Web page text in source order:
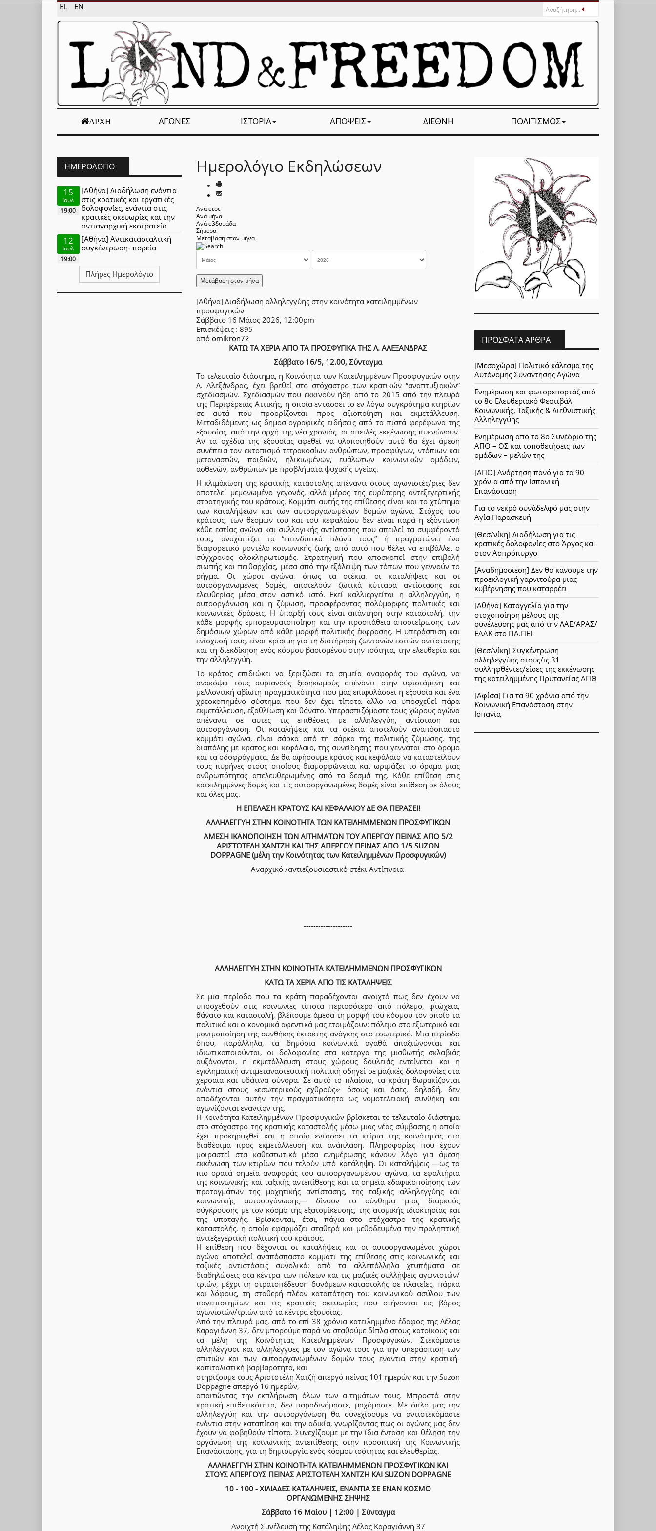
EL EN
ΑΡΧΉ ΑΓΏΝΕΣ ΙΣΤΟΡΊΑ ΑΠΌΨΕΙΣ ΔΙΕΘΝΉ ΠΟΛΙΤΙΣΜΌΣ
Ημερολόγιο Εκδηλώσεων
Ανά έτος
Ανά μήνα
Ανά εβδομάδα
Σήμερα
Μετάβαση στον μήνα
Μετάβαση στον μήνα
[Αθήνα] Διαδήλωση αλληλεγγύης στην κοινότητα κατειλημμένων
προσφυγικών
Σάββατο 16 Μάιος 2026, 12:00pm
Επισκέψεις : 895
από omikron72
ΚΑΤΩ ΤΑ ΧΕΡΙΑ ΑΠΟ ΤΑ ΠΡΟΣΦΥΓΙΚΑ ΤΗΣ Λ. ΑΛΕΞΑΝΔΡΑΣ
Σάββατο 16/5, 12.00, Σύνταγμα
Το τελευταίο διάστημα, η Κοινότητα των Κατειλημμένων Προσφυγικών στην
Λ. Αλεξάνδρας, έχει βρεθεί στο στόχαστρο των κρατικών “αναπτυξιακών”
σχεδιασμών. Σχεδιασμών που εκκινούν ήδη από το 2015 από την πλευρά
της Περιφέρειας Αττικής, η οποία εντάσσει το εν λόγω συγκρότημα κτηρίων
σε αυτά που προορίζονται προς αξιοποίηση και εκμετάλλευση.
Μεταδιδόμενες ως δημοσιογραφικές ειδήσεις από τα πιστά φερέφωνα της
εξουσίας, από την αρχή της νέα χρονιάς, οι απειλές εκκένωσης πυκνώνουν.
Αν τα σχέδια της εξουσίας αφεθεί να υλοποιηθούν αυτό θα έχει άμεση
συνέπεια τον εκτοπισμό τετρακοσίων ανθρώπων, προσφύγων, ντόπιων και
μεταναστών, παιδιών, ηλικιωμένων, ευάλωτων κοινωνικών ομάδων,
ασθενών, ανθρώπων με προβλήματα ψυχικής υγείας.
Η κλιμάκωση της κρατικής καταστολής απέναντι στους αγωνιστές/ριες δεν
αποτελεί μεμονωμένο γεγονός, αλλά μέρος της ευρύτερης αντεξεγερτικής
στρατηγικής του κράτους. Κομμάτι αυτής της επίθεσης είναι και το χτύπημα
των καταλήψεων και των αυτοοργανωμένων δομών αγώνα. Στόχος του
κράτους, των θεσμών του και του κεφαλαίου δεν είναι παρά η εξόντωση
κάθε εστίας αγώνα και συλλογικής αντίστασης που απειλεί τα συμφέροντά
τους, αναχαιτίζει τα “επενδυτικά πλάνα τους” ή πραγματώνει ένα
διαφορετικό μοντέλο κοινωνικής ζωής από αυτό που θέλει να επιβάλλει ο
σύγχρονος ολοκληρωτισμός. Στρατηγική που αποσκοπεί στην επιβολή
σιωπής και πειθαρχίας, μέσα από την εξάλειψη των τόπων που γεννούν το
ρήγμα. Οι χώροι αγώνα, όπως τα στέκια, οι καταλήψεις και οι
αυτοοργανωμένες δομές, αποτελούν ζωτικά κύτταρα αντίστασης και
ελευθερίας μέσα στον αστικό ιστό. Εκεί καλλιεργείται η αλληλεγγύη, η
αυτοοργάνωση και η ζύμωση, προσφέροντας πολύμορφες πολιτικές και
κοινωνικές δράσεις. Η ύπαρξή τους είναι απάντηση στην καταστολή, την
κάθε μορφής εμπορευματοποίηση και την προσπάθεια αποστείρωσης των
δημόσιων χώρων από κάθε μορφή πολιτικής έκφρασης. Η υπεράσπιση και
ενίσχυσή τους, είναι κρίσιμη για τη διατήρηση ζωντανών εστιών αντίστασης
και τη διεκδίκηση ενός κόσμου βασισμένου στην ισότητα, την ελευθερία και
την αλληλεγγύη.
Το κράτος επιδιώκει να ξεριζώσει τα σημεία αναφοράς του αγώνα, να
ανακόψει τους αυριανούς ξεσηκωμούς απέναντι στην υφιστάμενη και
μελλοντική αβίωτη πραγματικότητα που μας επιφυλάσσει η εξουσία και ένα
χρεοκοπημένο σύστημα που δεν έχει τίποτα άλλο να υποσχεθεί πάρα
εκμετάλλευση, εξαθλίωση και θάνατο. Υπερασπιζόμαστε τους χώρους αγώνα
απέναντι σε αυτές τις επιθέσεις με αλληλεγγύη, αντίσταση και
αυτοοργάνωση. Οι καταλήψεις και τα στέκια αποτελούν αναπόσπαστο
κομμάτι αγώνα, είναι σάρκα από τη σάρκα της πολιτικής ζύμωσης, της
διαπάλης με κράτος και κεφάλαιο, της συνείδησης που γεννάται στο δρόμο
και τα οδοφράγματα. Δε θα αφήσουμε κράτος και κεφάλαιο να καταστείλουν
τους πυρήνες στους οποίους διαμορφώνεται και ωριμάζει το όραμα μιας
ανθρωπότητας απελευθερωμένης από τα δεσμά της. Κάθε επίθεση στις
κατειλημμένες δομές και τις αυτοοργανωμένες δομές είναι επίθεση σε όλους
και όλες μας.
Η ΕΠΕΛΑΣΗ ΚΡΑΤΟΥΣ ΚΑΙ ΚΕΦΑΛΑΙΟΥ ΔΕ ΘΑ ΠΕΡΑΣΕΙ!
ΑΛΛΗΛΕΓΓΥΗ ΣΤΗΝ ΚΟΙΝΟΤΗΤΑ ΤΩΝ ΚΑΤΕΙΛΗΜΜΕΝΩΝ ΠΡΟΣΦΥΓΙΚΩΝ
ΑΜΕΣΗ ΙΚΑΝΟΠΟΙΗΣΗ ΤΩΝ ΑΙΤΗΜΑΤΩΝ ΤΟΥ ΑΠΕΡΓΟΥ ΠΕΙΝΑΣ ΑΠΟ 5/2
ΑΡΙΣΤΟΤΕΛΗ ΧΑΝΤΖΗ ΚΑΙ ΤΗΣ ΑΠΕΡΓΟΥ ΠΕΙΝΑΣ ΑΠΟ 1/5 SUZON
DOPPAGNE (μέλη την Κοινότητας των Κατειλημμένων Προσφυγικών)
Αναρχικό /αντιεξουσιαστικό στέκι Αντίπνοια
--------------------
ΑΛΛΗΛΕΓΓΥΗ ΣΤΗΝ ΚΟΙΝΟΤΗΤΑ ΚΑΤΕΙΛΗΜΜΕΝΩΝ ΠΡΟΣΦΥΓΙΚΩΝ
ΚΑΤΩ ΤΑ ΧΕΡΙΑ ΑΠΟ ΤΙΣ ΚΑΤΑΛΗΨΕΙΣ
Σε μια περίοδο που τα κράτη παραδέχονται ανοιχτά πως δεν έχουν να
υποσχεθούν στις κοινωνίες τίποτα περισσότερο από πόλεμο, φτώχεια,
θάνατο και καταστολή, βλέπουμε άμεσα τη μορφή του κόσμου τον οποίο τα
πολιτικά και οικονομικά αφεντικά μας ετοιμάζουν: πόλεμο στο εξωτερικό και
μονιμοποίηση της συνθήκης έκτακτης ανάγκης στο εσωτερικό. Μια περίοδο
όπου, παράλληλα, τα δημόσια κοινωνικά αγαθά απαξιώνονται και
ιδιωτικοποιούνται, οι δολοφονίες στα κάτεργα της μισθωτής σκλαβιάς
αυξάνονται, η εκμετάλλευση στους χώρους δουλειάς εντείνεται και η
εγκληματική αντιμεταναστευτική πολιτική οδηγεί σε μαζικές δολοφονίες στα
χερσαία και υδάτινα σύνορα. Σε αυτό το πλαίσιο, τα κράτη θωρακίζονται
ενάντια στους «εσωτερικούς εχθρούς»· όσους και όσες, δηλαδή, δεν
αποδέχονται αυτήν την πραγματικότητα ως νομοτελειακή συνθήκη και
αγωνίζονται εναντίον της.
Η Κοινότητα Κατειλημμένων Προσφυγικών βρίσκεται το τελευταίο διάστημα
στο στόχαστρο της κρατικής καταστολής μέσω μιας νέας σύμβασης η οποία
έχει προκηρυχθεί και η οποία εντάσσει τα κτίρια της κοινότητας στα
διαθέσιμα προς εκμετάλλευση και ανάπλαση. Πληροφορίες που έχουν
μοιραστεί στα καθεστωτικά μέσα ενημέρωσης κάνουν λόγο για άμεση
εκκένωση των κτιρίων που τελούν υπό κατάληψη. Οι καταλήψεις —ως τα
πιο ορατά σημεία αναφοράς του αυτοοργανωμένου αγώνα, τα εφαλτήρια
της κοινωνικής και ταξικής αντεπίθεσης και τα σημεία εδαφικοποίησης των
προταγμάτων της μαχητικής αντίστασης, της ταξικής αλληλεγγύης και
κοινωνικής αυτοοργάνωσης— δίνουν το σύνθημα μιας διαρκούς
σύγκρουσης με τον κόσμο της εξατομίκευσης, της ατομικής ιδιοκτησίας και
της υποταγής. Βρίσκονται, έτσι, πάγια στο στόχαστρο της κρατικής
καταστολής, η οποία εφαρμόζει σταθερά και μεθοδευμένα την προληπτική
αντιεξεγερτική πολιτική του κράτους.
Η επίθεση που δέχονται οι καταλήψεις και οι αυτοοργανωμένοι χώροι
αγώνα αποτελεί αναπόσπαστο κομμάτι της επίθεσης στις κοινωνικές και
ταξικές αντιστάσεις συνολικά: από τα αλλεπάλληλα χτυπήματα σε
διαδηλώσεις στα κέντρα των πόλεων και τις μαζικές συλλήψεις αγωνιστών/
τριών, μέχρι τη στρατοπέδευση δυνάμεων καταστολής σε πλατείες, πάρκα
και λόφους, τη σταθερή πλέον καταπάτηση του κοινωνικού ασύλου των
πανεπιστημίων και τις κρατικές σκευωρίες που στήνονται εις βάρος
αγωνιστών/τριών από τα κέντρα εξουσίας.
Από την πλευρά μας, από το επί 38 χρόνια κατειλημμένο έδαφος της Λέλας
Καραγιάννη 37, δεν μπορούμε παρά να σταθούμε δίπλα στους κατοίκους και
τα μέλη της Κοινότητας Κατειλημμένων Προσφυγικών. Στεκόμαστε
αλληλέγγυοι και αλληλέγγυες με τον αγώνα τους για την υπεράσπιση των
σπιτιών και των αυτοοργανωμένων δομών τους ενάντια στην κρατική-
καπιταλιστική βαρβαρότητα, και
στηρίζουμε τους Αριστοτέλη Χατζή απεργό πείνας 101 ημερών και την Suzon
Doppagne απεργό 16 ημερών,
απαιτώντας την εκπλήρωση όλων των αιτημάτων τους. Μπροστά στην
κρατική επιθετικότητα, δεν παραδινόμαστε, μαχόμαστε. Με όπλο μας την
αλληλεγγύη και την αυτοοργάνωση θα συνεχίσουμε να αντιστεκόμαστε
ενάντια στην καταπίεση και την αδικία, γνωρίζοντας πως οι αγώνες μας δεν
έχουν να φοβηθούν τίποτα. Συνεχίζουμε με την ίδια ένταση και θέληση την
οργάνωση της κοινωνικής αντεπίθεσης στην προοπτική της Κοινωνικής
Επανάστασης, για τη δημιουργία ενός κόσμου ισότητας και ελευθερίας.
ΑΛΛΗΛΕΓΓΥΗ ΣΤΗΝ ΚΟΙΝΟΤΗΤΑ ΚΑΤΕΙΛΗΜΜΕΝΩΝ ΠΡΟΣΦΥΓΙΚΩΝ ΚΑΙ
ΣΤΟΥΣ ΑΠΕΡΓΟΥΣ ΠΕΙΝΑΣ ΑΡΙΣΤΟΤΕΛΗ ΧΑΝΤΖΗ ΚΑΙ SUZON DOPPAGNE
10 - 100 - ΧΙΛΙΑΔΕΣ ΚΑΤΑΛΗΨΕΙΣ, ΕΝΑΝΤΙΑ ΣΕ ΕΝΑΝ ΚΟΣΜΟ
ΟΡΓΑΝΩΜΕΝΗΣ ΣΗΨΗΣ
Σάββατο 16 Μαΐου | 12:00 | Σύνταγμα
Ανοιχτή Συνέλευση της Κατάληψης Λέλας Καραγιάννη 37
ΗΜΕΡΟΛΌΓΙΟ
15
Ιουλ
19:00
[Αθήνα] Διαδήλωση ενάντια
στις κρατικές και εργατικές
δολοφονίες, ενάντια στις
κρατικές σκευωρίες και την
αντιαναρχική εκστρατεία
12
Ιουλ
19:00
[Αθήνα] Αντικατασταλτική
συγκέντρωση- πορεία
Πλήρες Ημερολόγιο
ΠΡΌΣΦΑΤΑ ΆΡΘΡΑ
[Μεσοχώρα] Πολιτικό κάλεσμα της
Αυτόνομης Συνάντησης Αγώνα
Ενημέρωση και φωτορεπορτάζ από
το 8ο Ελευθεριακό Φεστιβάλ
Κοινωνικής, Ταξικής & Διεθνιστικής
Αλληλεγγύης
Ενημέρωση από το 8ο Συνέδριο της
ΑΠΟ – ΟΣ και τοποθετήσεις των
ομάδων – μελών της
[ΑΠΟ] Ανάρτηση πανό για τα 90
χρόνια από την Ισπανική
Επανάσταση
Για το νεκρό συνάδελφό μας στην
Αγία Παρασκευή
[Θεσ/νίκη] Διαδήλωση για τις
κρατικές δολοφονίες στο Άργος και
στον Ασπρόπυργο
[Αναδημοσίεση] Δεν θα κανουμε την
προεκλογική γαρνιτούρα μιας
κυβέρνησης που καταρρέει
[Αθήνα] Καταγγελία για την
στοχοποίηση μέλους της
συνέλευσης μας από την ΛΑΕ/ΑΡΑΣ/
ΕΑΑΚ στο ΠΑ.ΠΕΙ.
[Θεσ/νίκη] Συγκέντρωση
αλληλεγγύης στους/ις 31
συλληφθέντες/είσες της εκκένωσης
της κατειλημμένης Πρυτανείας ΑΠΘ
[Αφίσα] Για τα 90 χρόνια από την
Κοινωνική Επανάσταση στην
Ισπανία